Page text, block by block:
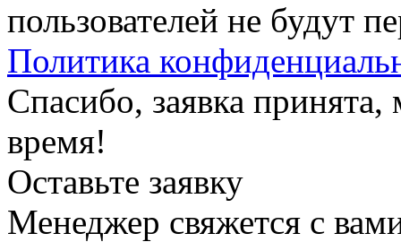
пользователей не будут
Политика
Спасибо, заявка
время!
Оставьте заявку
Менеджер свяжется с